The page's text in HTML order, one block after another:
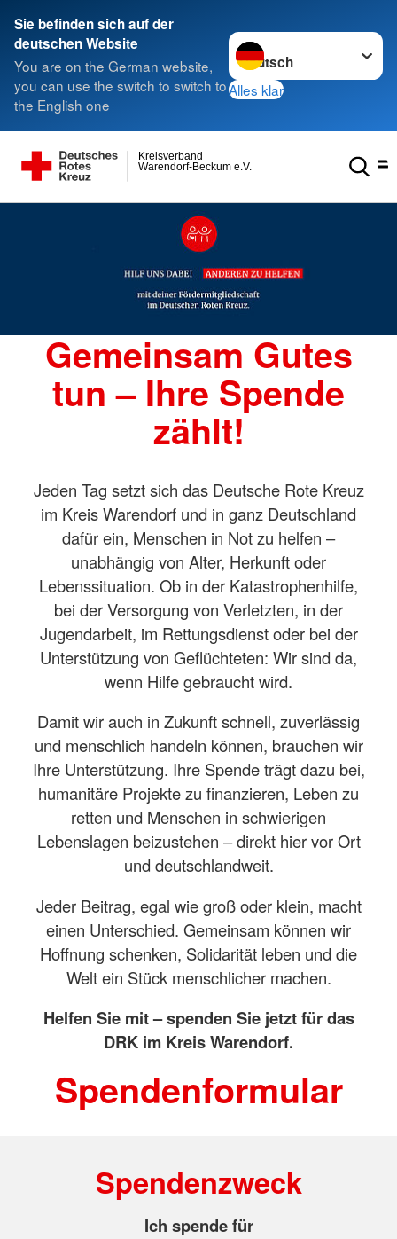
Sie befinden sich auf der
deutschen Website
You are on the German website,
you can use the switch to switch to
the English one
Sprache wechseln zu
Alles klar
Warendorf-Beckum e.V.
Kreisverband
Gemeinsam Gutes
tun – Ihre Spende
zählt!
Jeden Tag setzt sich das Deutsche Rote Kreuz
im Kreis Warendorf und in ganz Deutschland
dafür ein, Menschen in Not zu helfen –
unabhängig von Alter, Herkunft oder
Lebenssituation. Ob in der Katastrophenhilfe,
bei der Versorgung von Verletzten, in der
Jugendarbeit, im Rettungsdienst oder bei der
Unterstützung von Geflüchteten: Wir sind da,
wenn Hilfe gebraucht wird.
Damit wir auch in Zukunft schnell, zuverlässig
und menschlich handeln können, brauchen wir
Ihre Unterstützung. Ihre Spende trägt dazu bei,
humanitäre Projekte zu finanzieren, Leben zu
retten und Menschen in schwierigen
Lebenslagen beizustehen – direkt hier vor Ort
und deutschlandweit.
Jeder Beitrag, egal wie groß oder klein, macht
einen Unterschied. Gemeinsam können wir
Hoffnung schenken, Solidarität leben und die
Welt ein Stück menschlicher machen.
Helfen Sie mit – spenden Sie jetzt für das
DRK im Kreis Warendorf.
Spendenformular
Spendenzweck
Ich spende für